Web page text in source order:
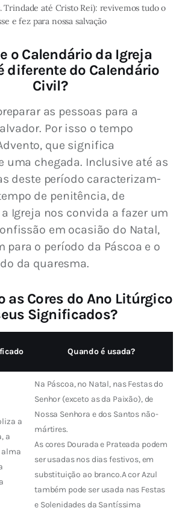
Trindade até Cristo Rei): revivemos tudo o
e fez para nossa salvação
o Calendário da Igreja
diferente do Calendário
Civil?
as pessoas para a
Por isso o tempo
que significa
uma chegada. Inclusive até as
deste período caracterizam-
de penitência, de
a Igreja nos convida a fazer um
em ocasião do Natal,
para o período da Páscoa e o
da quaresma.
as Cores do Ano Litúrgico
Significados?
Quando é usada?
a
a
alma
Na Páscoa, no Natal, nas Festas do
Senhor (exceto as da Paixão), de
Nossa Senhora e dos Santos não-
mártires.
As cores Dourada e Prateada podem
ser usadas nos dias festivos, em
substituição ao branco.A cor Azul
também pode ser usada nas Festas
e Solenidades da Santíssima